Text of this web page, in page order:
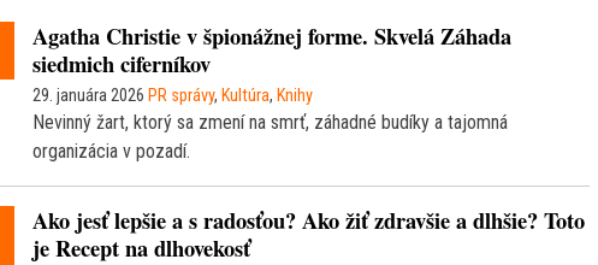
Agatha Christie v špionážnej forme. Skvelá Záhada
siedmich ciferníkov
29. januára 2026 PR správy, Kultúra, Knihy
Nevinný žart, ktorý sa zmení na smrť, záhadné budíky a tajomná
organizácia v pozadí.
Ako jesť lepšie a s radosťou? Ako žiť zdravšie a dlhšie? Toto
je Recept na dlhovekosť